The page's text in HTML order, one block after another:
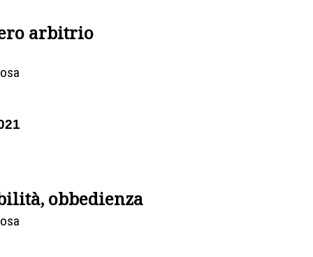
arbitrio
obbedienza